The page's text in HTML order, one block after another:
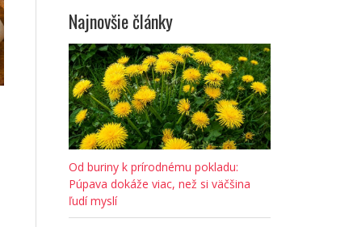
Najnovšie články
Od buriny k prírodnému pokladu:
Púpava dokáže viac, než si väčšina
ľudí myslí